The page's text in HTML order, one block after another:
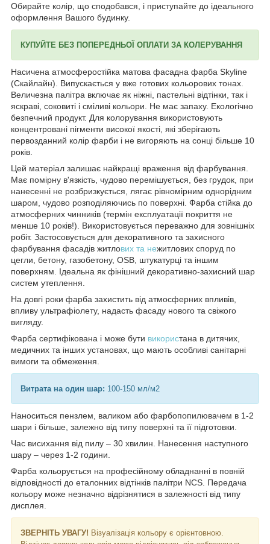
Обирайте колір, що сподобався, і приступайте до ідеального
оформлення Вашого будинку.
КУПУЙТЕ БЕЗ ПОПЕРЕДНЬОЇ ОПЛАТИ ЗА КОЛЕРУВАННЯ
Насичена атмосферостійка матова фасадна фарба Skyline
(Скайлайн). Випускається у вже готових кольорових тонах.
Величезна палітра включає як ніжні, пастельні відтінки, так і
яскраві, соковиті і сміливі кольори. Не має запаху. Екологічно
безпечний продукт. Для колорування використовують
концентровані пігменти високої якості, які зберігають
первозданний колір фарби і не вигоряють на сонці більше 10
років.
Цей матеріал залишає найкращі враження від фарбування.
Має помірну в'язкість, чудово перемішується, без грудок, при
нанесенні не розбризкується, лягає рівномірним однорідним
шаром, чудово розподіляючись по поверхні. Фарба стійка до
атмосферних чинників (термін експлуатації покриття не
менше 10 років!). Використовується переважно для зовнішніх
робіт. Застосовується для декоративного та захисного
фарбування фасадів житлових та нежитлових споруд по
цегли, бетону, газобетону, OSB, штукатурці та іншим
поверхням. Ідеальна як фінішний декоративно-захисний шар
систем утеплення.
На довгі роки фарба захистить від атмосферних впливів,
впливу ультрафіолету, надасть фасаду нового та свіжого
вигляду.
Фарба сертифікована і може бути використана в дитячих,
медичних та інших установах, що мають особливі санітарні
вимоги та обмеження.
Витрата на один шар: 100-150 мл/м2
Наноситься пензлем, валиком або фарбопопилювачем в 1-2
шари і більше, залежно від типу поверхні та її підготовки.
Час висихання від пилу – 30 хвилин. Нанесення наступного
шару – через 1-2 години.
Фарба кольорується на професійному обладнанні в повній
відповідності до еталонних відтінків палітри NCS. Передача
кольору може незначно відрізнятися в залежності від типу
дисплея.
ЗВЕРНІТЬ УВАГУ! Візуалізація кольору є орієнтовною.